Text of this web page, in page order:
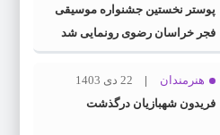
پوستر نخستین جشنواره موسیقی
فجر خراسان رضوی رونمایی شد
هنرمندان
22 دی 1403
فریدون شهبازیان درگذشت